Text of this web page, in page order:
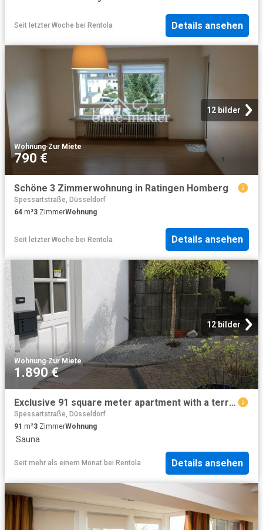
Seit letzter Woche bei Rentola Details ansehen
12 bilder
Wohnung·Zur Miete
790 €
Schöne 3 Zimmerwohnung in Ratingen Homberg
Spessartstraße, Düsseldorf
64 m²3 ZimmerWohnung
Seit letzter Woche bei Rentola Details ansehen
12 bilder
Wohnung·Zur Miete
1.890 €
Exclusive 91 square meter apartment with a terrace, sauna, and parking space – quietly located between Düsseldorf, Essen, and Wuppertal
Spessartstraße, Düsseldorf
91 m²3 ZimmerWohnung
·Sauna
Seit mehr als einem Monat bei Rentola Details ansehen